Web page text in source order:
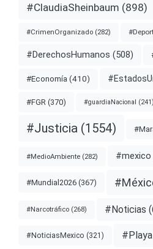
#ClaudiaSheinbaum (898)
#CrimenOrganizado (282)
#DerechosHumanos (508)
#Economía (410)
#FGR (370) #guardiaNacional (241)
#Justicia (1554)
#MedioAmbiente (282) #mexico
#Mundial2026 (367)
#Narcotráfico (268) #Noticias
#NoticiasMexico (321)